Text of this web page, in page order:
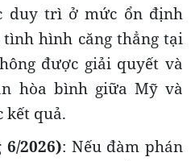
duy trì ở mức ổn định
tình hình căng thẳng tại
được giải quyết và
hòa bình giữa Mỹ và
kết quả.
2026): Nếu đàm phán